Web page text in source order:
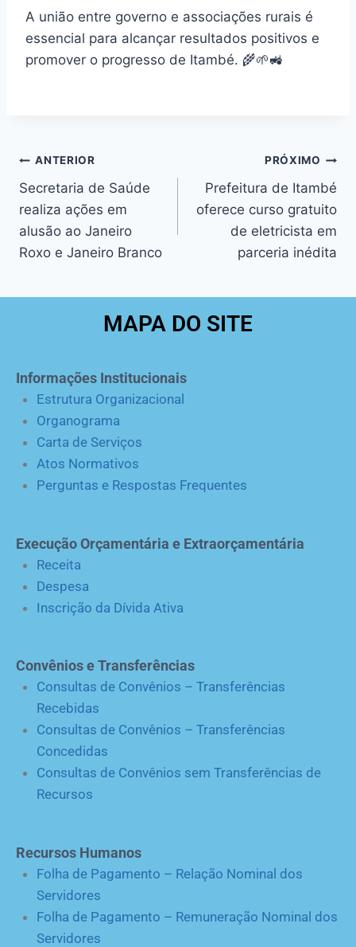
A união entre governo e associações rurais é
essencial para alcançar resultados positivos e
promover o progresso de Itambé. 🌾🌱🚜
ANTERIOR
Secretaria de Saúde
realiza ações em
alusão ao Janeiro
Roxo e Janeiro Branco
PRÓXIMO
Prefeitura de Itambé
oferece curso gratuito
de eletricista em
parceria inédita
MAPA DO SITE
Informações Institucionais
Estrutura Organizacional
Organograma
Carta de Serviços
Atos Normativos
Perguntas e Respostas Frequentes
Execução Orçamentária e Extraorçamentária
Receita
Despesa
Inscrição da Dívida Ativa
Convênios e Transferências
Consultas de Convênios – Transferências
Recebidas
Consultas de Convênios – Transferências
Concedidas
Consultas de Convênios sem Transferências de
Recursos
Recursos Humanos
Folha de Pagamento – Relação Nominal dos
Servidores
Folha de Pagamento – Remuneração Nominal dos
Servidores